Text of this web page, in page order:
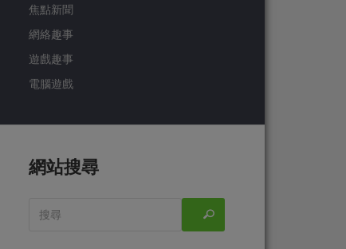
焦點新聞
網絡趣事
遊戲趣事
電腦遊戲
網站搜尋